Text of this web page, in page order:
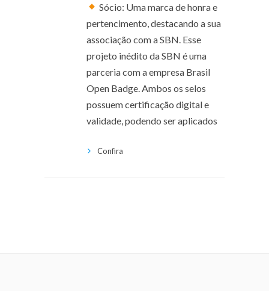
Sócio: Uma marca de honra e
pertencimento, destacando a sua
associação com a SBN. Esse
projeto inédito da SBN é uma
parceria com a empresa Brasil
Open Badge. Ambos os selos
possuem certificação digital e
validade, podendo ser aplicados
Confira